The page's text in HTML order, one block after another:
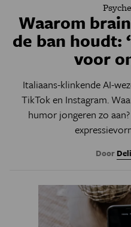
Waarom
de ban houdt:
voor
Italiaans-klinkende AI-
TikTok en Instagram.
humor jongeren zo
Door